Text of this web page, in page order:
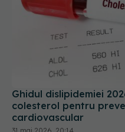
Ghidul dislipidemiei
colesterol pentru
cardiovascular
31 mai 2026, 20:14